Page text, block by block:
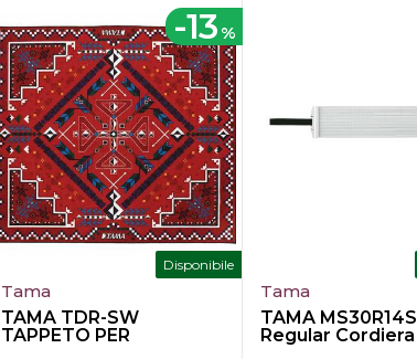
-13 %
Disponibile
Tama
TAMA TDR-SW
TAPPETO PER
Tama
TAMA MS30R14S
Regular Cordiera